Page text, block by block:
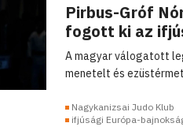
Pirbus-Gróf
fogott ki az
A magyar válogatott
menetelt és
Nagykanizsai Judo Klub
ifjúsági Európa-